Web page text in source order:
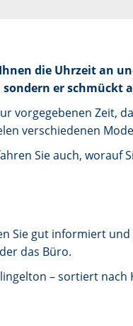
die Uhrzeit an
er schmückt
vorgegebenen Zeit,
verschiedenen
Sie auch, worauf
Sie gut informiert
das Büro.
– sortiert nach